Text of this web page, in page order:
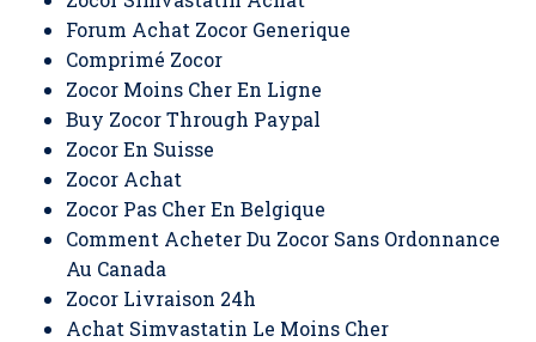
Forum Achat Zocor Generique
Comprimé Zocor
Zocor Moins Cher En Ligne
Buy Zocor Through Paypal
Zocor En Suisse
Zocor Achat
Zocor Pas Cher En Belgique
Comment Acheter Du Zocor Sans Ordonnance
Au Canada
Zocor Livraison 24h
Achat Simvastatin Le Moins Cher